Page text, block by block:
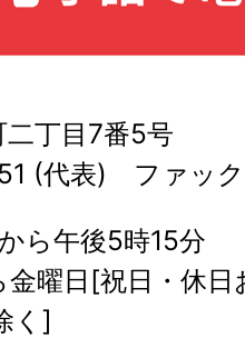
丁目7番5号
(代表) ファッ
ら午後5時15分
金曜日[祝日・休
く]